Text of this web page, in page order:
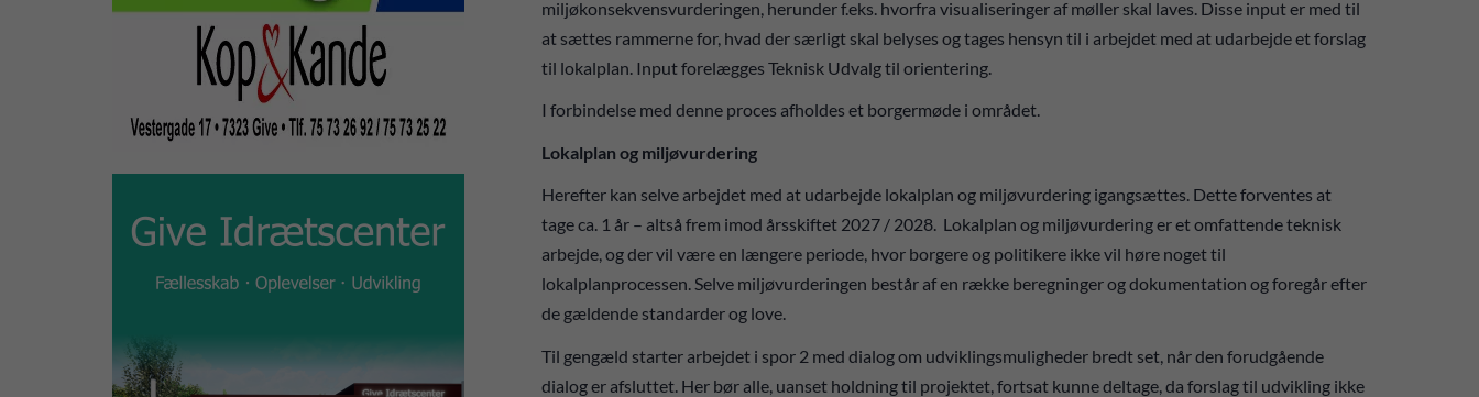
miljøkonsekvensvurderingen, herunder f.eks. hvorfra visualiseringer af møller skal laves. Disse input er med til
at sættes rammerne for, hvad der særligt skal belyses og tages hensyn til i arbejdet med at udarbejde et forslag
til lokalplan. Input forelægges Teknisk Udvalg til orientering.
I forbindelse med denne proces afholdes et borgermøde i området.
Lokalplan og miljøvurdering
Herefter kan selve arbejdet med at udarbejde lokalplan og miljøvurdering igangsættes. Dette forventes at
tage ca. 1 år – altså frem imod årsskiftet 2027 / 2028. Lokalplan og miljøvurdering er et omfattende teknisk
arbejde, og der vil være en længere periode, hvor borgere og politikere ikke vil høre noget til
lokalplanprocessen. Selve miljøvurderingen består af en række beregninger og dokumentation og foregår efter
de gældende standarder og love.
Til gengæld starter arbejdet i spor 2 med dialog om udviklingsmuligheder bredt set, når den forudgående
dialog er afsluttet. Her bør alle, uanset holdning til projektet, fortsat kunne deltage, da forslag til udvikling ikke